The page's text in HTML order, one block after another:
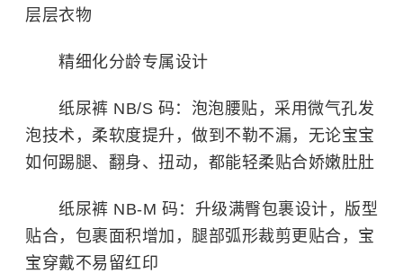
层层衣物
精细化分龄专属设计
纸尿裤 NB/S 码：泡泡腰贴，采用微气孔发
泡技术，柔软度提升，做到不勒不漏，无论宝宝
如何踢腿、翻身、扭动，都能轻柔贴合娇嫩肚肚
纸尿裤 NB-M 码：升级满臀包裹设计，版型
贴合，包裹面积增加，腿部弧形裁剪更贴合，宝
宝穿戴不易留红印